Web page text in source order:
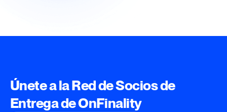
Únete a la Red de Socios de
Entrega de OnFinality